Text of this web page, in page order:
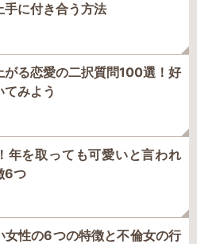
手に付き合う方法
がる恋愛の二択質問100選！好
てみよう
年を取っても可愛いと言われ
6つ
女性の6つの特徴と不倫女の行